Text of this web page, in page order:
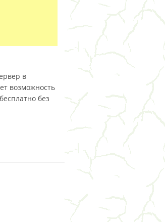
в
возможность
без